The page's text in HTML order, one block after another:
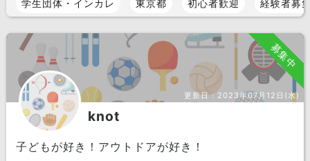
学生団体・インカレ 東京都 初心者歓迎 経験者募
募集中
更新日： 2023年07月12日(水)
knot
子どもが好き！アウトドアが好き！